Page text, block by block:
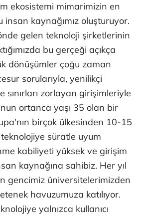
ekosistemi mimarimizin en
insan kaynağımız oluşturuyor.
gelen teknoloji şirketlerinin
bu gerçeği açıkça
dönüşümler çoğu zaman
sorularıyla, yenilikçi
sınırları zorlayan girişimleriyle
ortanca yaşı 35 olan bir
birçok ülkesinden 10-15
süratle uyum
kabiliyeti yüksek ve girişim
kaynağına sahibiz. Her yıl
gencimiz üniversitelerimizden
havuzumuza katılıyor.
yalnızca kullanıcı